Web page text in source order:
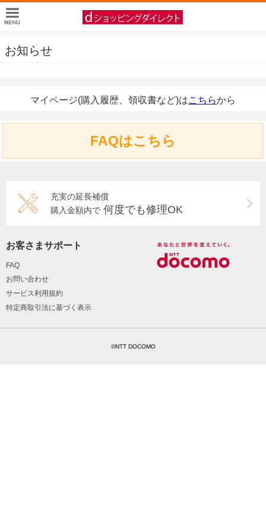
お知らせ
マイページ(購入履歴、領収書など)はこちらから
FAQはこちら
充実の延長補償
購入金額内で 何度でも修理OK
お客さまサポート
FAQ
お問い合わせ
サービス利用規約
特定商取引法に基づく表示
©NTT DOCOMO